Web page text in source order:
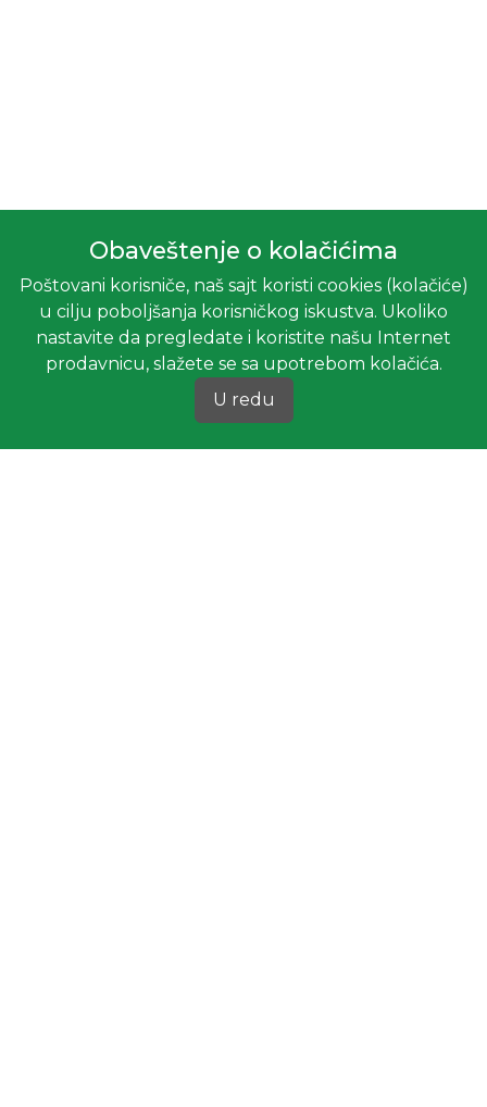
Obaveštenje o kolačićima
Poštovani korisniče, naš sajt koristi cookies (kolačiće)
u cilju poboljšanja korisničkog iskustva. Ukoliko
nastavite da pregledate i koristite našu Internet
prodavnicu, slažete se sa upotrebom kolačića.
U redu
Pozovite nas